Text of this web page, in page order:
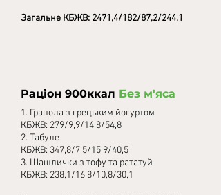
Загальне КБЖВ: 2471,4/182/87,2/244,1
Раціон 900ккал Без м'яса
1. Гранола з грецьким йогуртом
КБЖВ: 279/9,9/14,8/54,8
2. Табуле
КБЖВ: 347,8/7,5/15,9/40,5
3. Шашлички з тофу та рататуй
КБЖВ: 238,1/16,8/10,8/30,1